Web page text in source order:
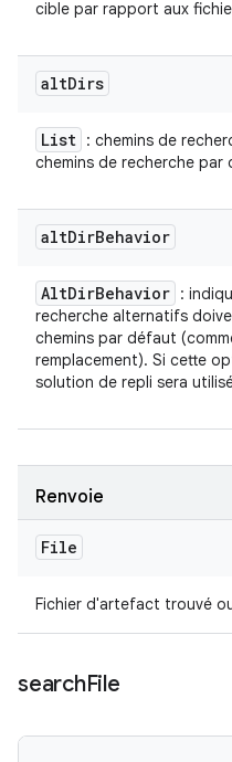
cible par rapport aux
altDirs
List : chemins de
chemins de recherche par
altDirBehavior
AltDirBehavior :
recherche alternatifs
chemins par défaut
remplacement). Si cette
solution de repli sera
Renvoie
File
Fichier d'artefact trouvé
searchFile